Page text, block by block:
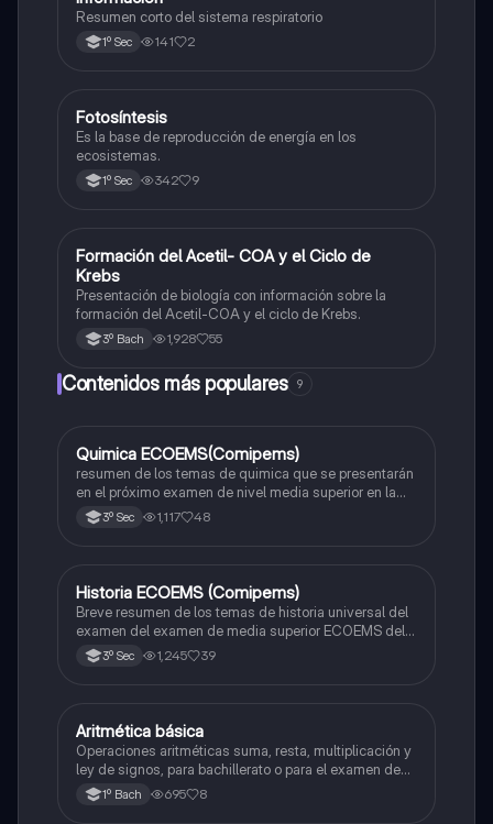
Resumen corto del sistema respiratorio
1º Sec 141 2
Biología
Fotosíntesis
Es la base de reproducción de energía en los
ecosistemas.
1º Sec 342 9
Biología
Formación del Acetil- COA y el Ciclo de
Krebs
Presentación de biología con información sobre la
formación del Acetil-COA y el ciclo de Krebs.
3º Bach 1,928 55
Contenidos más populares 9
Química
Quimica ECOEMS(Comipems)
resumen de los temas de quimica que se presentarán
en el próximo examen de nivel media superior en la
zona metropolitana de el valle de México
3º Sec 1,117 48
Historia
Historia ECOEMS (Comipems)
Breve resumen de los temas de historia universal del
examen del examen de media superior ECOEMS del
valle de México
3º Sec 1,245 39
Matemáticas
Aritmética básica
Operaciones aritméticas suma, resta, multiplicación y
ley de signos, para bachillerato o para el examen de
admisión a la universidad
1º Bach 695 8